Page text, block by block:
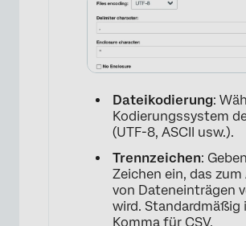
Dateikodierung:
Kodierungssystem
(UTF-8, ASCII usw.).
Trennzeichen:
Zeichen ein, das zum
von Dateneinträgen
wird. Standardmäßig
Komma für CSV.